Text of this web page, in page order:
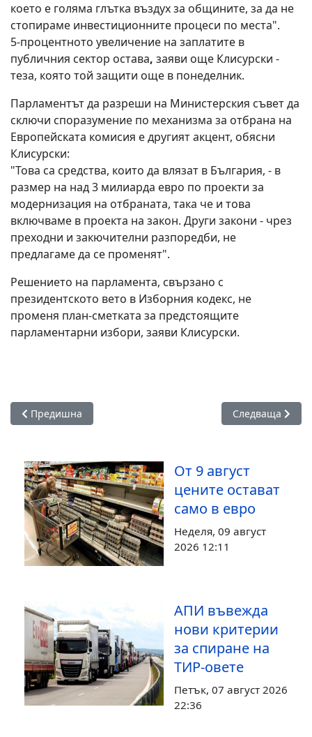
което е голяма глътка въздух за общините, за да не
стопираме инвестиционните процеси по места".
5-процентното увеличение на заплатите в
публичния сектор остава, заяви още Клисурски -
теза, която той защити още в понеделник.
Парламентът да разреши на Министерския съвет да
сключи споразумение по механизма за отбрана на
Европейската комисия е другият акцент, обясни
Клисурски:
"Това са средства, които да влязат в България, - в
размер на над 3 милиарда евро по проекти за
модернизация на отбраната, така че и това
включваме в проекта на закон. Други закони - чрез
преходни и закючителни разпоредби, не
предлагаме да се променят".
Решението на парламента, свързано с
президентското вето в Изборния кодекс, не
променя план-сметката за предстоящите
парламентарни избори, заяви Клисурски.
Предишна статия: САЩ отлагат продажбата на "Лукойл",
Предишна Следваща
Следваща
От 9 август
цените остават
само в евро
Неделя, 09 август
2026 12:11
АПИ въвежда
нови критерии
за спиране на
ТИР-овете
Петък, 07 август 2026
22:36